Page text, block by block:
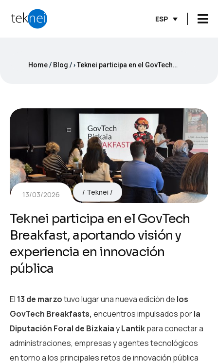
ESP
Home Blog ›Teknei participa en el GovTech Breakfast, aportando visión y experiencia en innovación pública
13/03/2026 Teknei
Teknei participa en el GovTech
Breakfast, aportando visión y
experiencia en innovación
pública
El 13 de marzotuvo lugar una nueva edición de los
GovTech Breakfasts, encuentros impulsados porla
Diputación Foral de BizkaiayLantikpara conectar a
administraciones, empresas y agentes tecnológicos
en torno a los principales retos de innovación pública